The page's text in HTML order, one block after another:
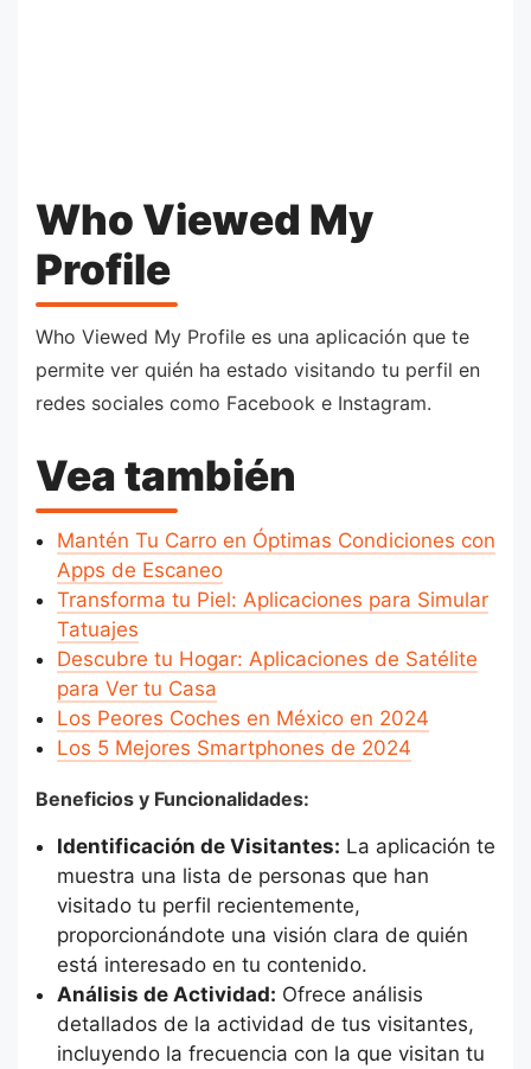
Who Viewed My
Profile
Who Viewed My Profile es una aplicación que te
permite ver quién ha estado visitando tu perfil en
redes sociales como Facebook e Instagram.
Vea también
Mantén Tu Carro en Óptimas Condiciones con
Apps de Escaneo
Transforma tu Piel: Aplicaciones para Simular
Tatuajes
Descubre tu Hogar: Aplicaciones de Satélite
para Ver tu Casa
Los Peores Coches en México en 2024
Los 5 Mejores Smartphones de 2024
Beneficios y Funcionalidades:
Identificación de Visitantes: La aplicación te
muestra una lista de personas que han
visitado tu perfil recientemente,
proporcionándote una visión clara de quién
está interesado en tu contenido.
Análisis de Actividad: Ofrece análisis
detallados de la actividad de tus visitantes,
incluyendo la frecuencia con la que visitan tu